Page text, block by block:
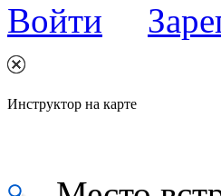
Войти
Инструктор на карте